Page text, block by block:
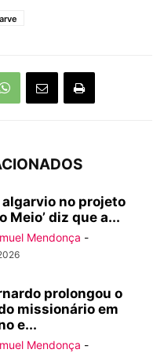
no projeto
Meio’ diz que a...
Mendonça -
prolongou o
missionário em
e...
Mendonça -